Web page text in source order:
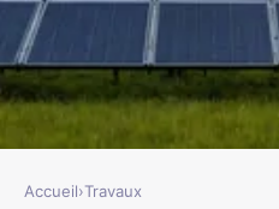
Accueil›Travaux